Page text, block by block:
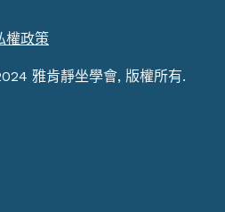
權政策
雅肯靜坐學會, 版權所有.